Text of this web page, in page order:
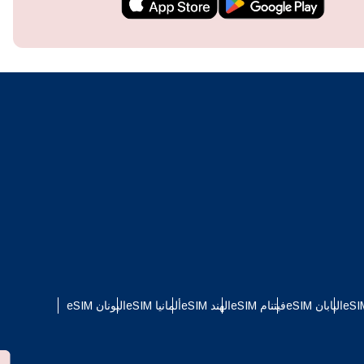
اليابان eSIM فيتنام eSIM الهند eSIM ألمانيا eSIM اليونان eSIM